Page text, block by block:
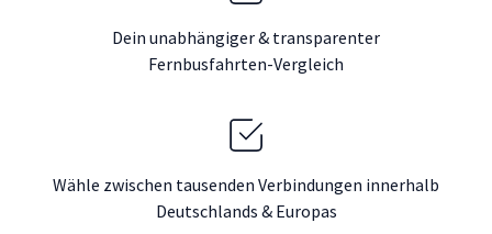
Dein unabhängiger & transparenter
Fernbusfahrten-Vergleich
Wähle zwischen tausenden Verbindungen innerhalb
Deutschlands & Europas